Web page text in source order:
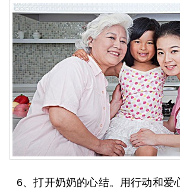
6、打开奶奶的心结。用行动和爱